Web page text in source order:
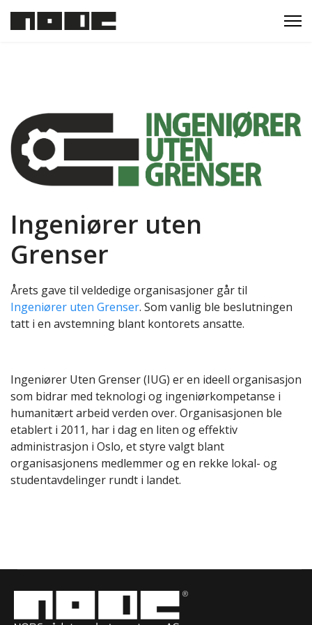
Ingeniører uten
Grenser
Årets gave til veldedige organisasjoner går til
Ingeniører uten Grenser. Som vanlig ble beslutningen
tatt i en avstemning blant kontorets ansatte.
Ingeniører Uten Grenser (IUG) er en ideell organisasjon
som bidrar med teknologi og ingeniørkompetanse i
humanitært arbeid verden over. Organisasjonen ble
etablert i 2011, har i dag en liten og effektiv
administrasjon i Oslo, et styre valgt blant
organisasjonens medlemmer og en rekke lokal- og
studentavdelinger rundt i landet.